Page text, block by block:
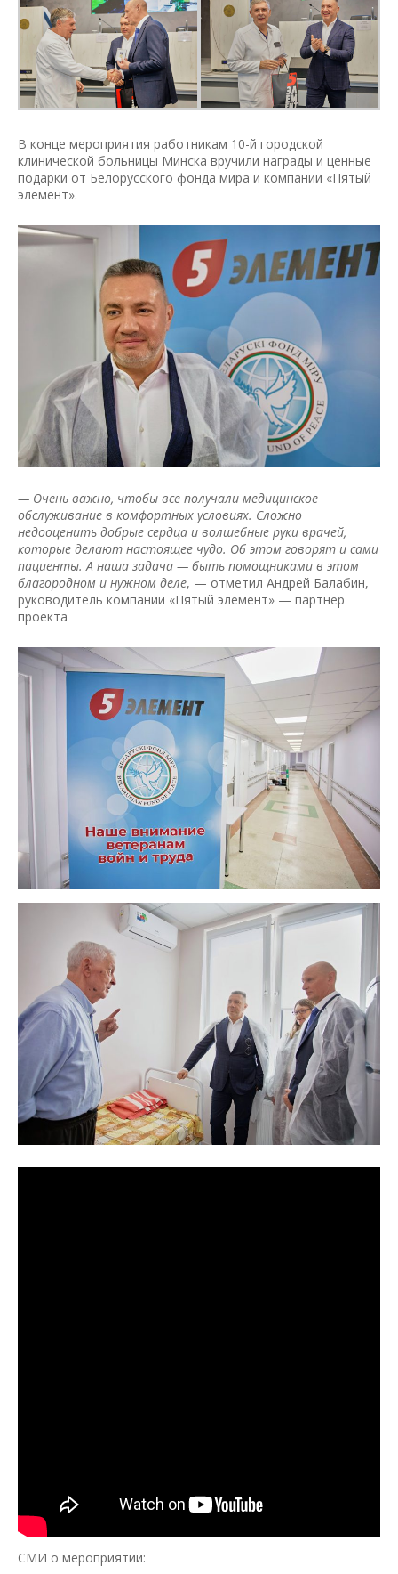
В конце мероприятия работникам 10-й городской
клинической больницы Минска вручили награды и ценные
подарки от Белорусского фонда мира и компании «Пятый
элемент».
— Очень важно, чтобы все получали медицинское
обслуживание в комфортных условиях. Сложно
недооценить добрые сердца и волшебные руки врачей,
которые делают настоящее чудо. Об этом говорят и сами
пациенты. А наша задача — быть помощниками в этом
благородном и нужном деле, — отметил Андрей Балабин,
руководитель компании «Пятый элемент» — партнер
проекта
СМИ о мероприятии: